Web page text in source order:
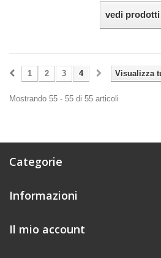
vedi prodotti
Visualizza
1 2 3 4
Mostrando 55 - 55 di 55 articoli
Categorie
Informazioni
Il mio account